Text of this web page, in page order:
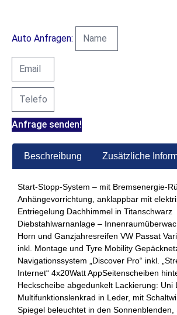
Auto Anfragen:
Anfrage senden!
Beschreibung Zusätzliche
Start-Stopp-System – mit Bremsenergie-
Anhängevorrichtung, anklappbar mit
Entriegelung Dachhimmel in Titanschwarz
Diebstahlwarnanlage –
Horn und Ganzjahresreifen VW Passat
inkl. Montage und Tyre Mobility
Navigationssystem „Discover Pro“ inkl.
Internet“ 4x20Watt AppSeitenscheiben
Heckscheibe abgedunkelt Lackierung: Uni
Multifunktionslenkrad in Leder, mit
Spiegel beleuchtet in den Sonnenblenden,